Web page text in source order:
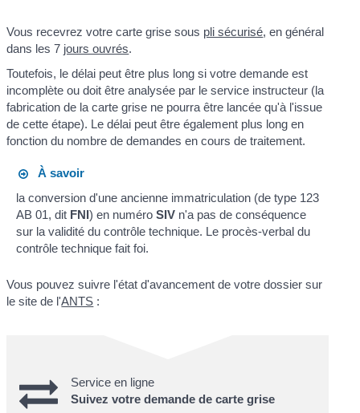
Vous recevrez votre carte grise sous pli sécurisé, en général
dans les 7 jours ouvrés.
Toutefois, le délai peut être plus long si votre demande est
incomplète ou doit être analysée par le service instructeur (la
fabrication de la carte grise ne pourra être lancée qu'à l'issue
de cette étape). Le délai peut être également plus long en
fonction du nombre de demandes en cours de traitement.
À savoir
la conversion d'une ancienne immatriculation (de type 123
AB 01, dit FNI) en numéro SIVn'a pas de conséquence
sur la validité du contrôle technique. Le procès-verbal du
contrôle technique fait foi.
Vous pouvez suivre l'état d'avancement de votre dossier sur
le site de l'ANTS :
Service en ligne
Suivez votre demande de carte grise